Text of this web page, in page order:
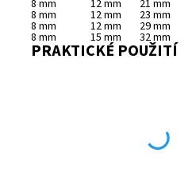
8 mm 12 mm 21 mm
8 mm 12 mm 23 mm
8 mm 12 mm 29 mm
8 mm 15 mm 32 mm
PRAKTICKÉ POUŽITÍ